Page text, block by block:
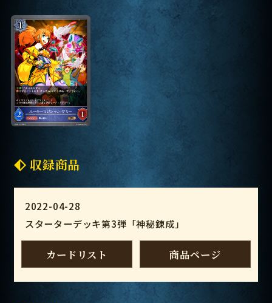
収録商品
2022-04-28
スターターデッキ第3弾「神秘錬成」
カードリスト 商品ページ